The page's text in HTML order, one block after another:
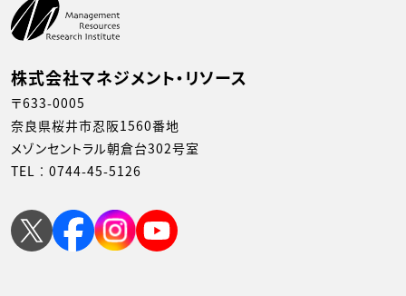
株式会社マネジメント・リソース
〒633-0005
奈良県桜井市忍阪1560番地
メゾンセントラル朝倉台302号室
TEL︰ 0744-45-5126